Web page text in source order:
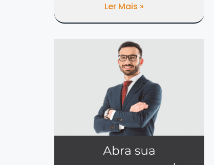
Ler Mais »